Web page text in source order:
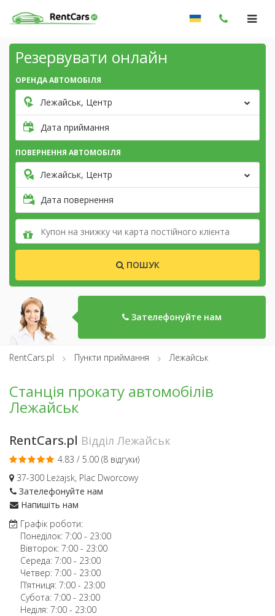
Резервувати онлайн
ОРЕНДА АВТОМОБІЛЯ
Лежайськ, Центр
Дата приймання
ПОВЕРНЕННЯ АВТОМОБІЛЯ
Лежайськ, Центр
Дата повернення
ПОШУК
Зателефонуйте нам
RentCars.pl Пункти приймання Лежайськ
Станція прокату автомобілів
Лежайськ
RentCars.pl Відділ Лежайськ
4.83 / 5.00 (8 відгуки)
37-300 Leżajsk, Plac Dworcowy
Зателефонуйте нам
Напишіть нам
Графік роботи:
Понеділок: 7:00 - 23:00
Вівторок: 7:00 - 23:00
Середа: 7:00 - 23:00
Четвер: 7:00 - 23:00
П’ятниця: 7:00 - 23:00
Субота: 7:00 - 23:00
Неділя: 7:00 - 23:00